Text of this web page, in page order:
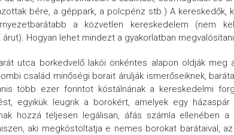
bére, a géppark, a polcpénz stb.) A kereskedők,
a közvetlen kereskedelem (nem
Hogyan lehet mindezt a gyakorlatban
utca borkedvelő lakói önkéntes alapon oldják
család minőségi borait árulják ismerőseiknek,
több ezer forintot kóstálnának a kereskedelmi
egyikük leugrik a borokért, amelyek egy házaspár
hozzá teljesen legálisan, áfás számla ellenében
aki megkóstoltatja e nemes borokat barátaival,